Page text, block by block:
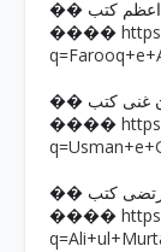
اعظم کتب
����
غنی کتب
����
کتب
����